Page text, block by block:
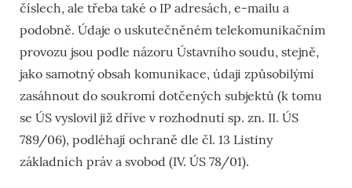
číslech, ale třeba také o IP adresách, e-mailu a
podobně. Údaje o uskutečněném telekomunikačním
provozu jsou podle názoru Ústavního soudu, stejně,
jako samotný obsah komunikace, údaji způsobilými
zasáhnout do soukromí dotčených subjektů (k tomu
se ÚS vyslovil již dříve v rozhodnutí sp. zn. II. ÚS
789/06), podléhají ochraně dle čl. 13 Listiny
základních práv a svobod (IV. ÚS 78/01).